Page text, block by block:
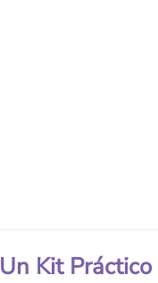
Un Kit